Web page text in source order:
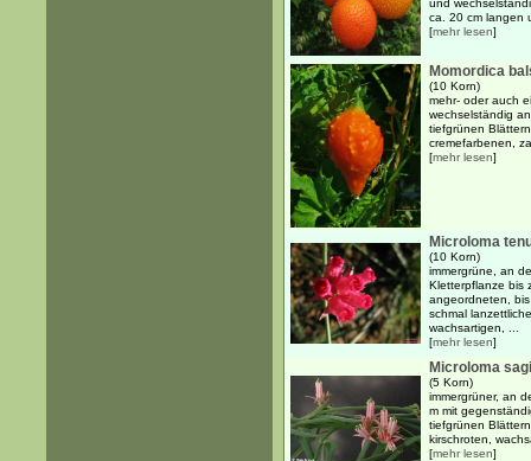
und
ca. 20 cm langen
[mehr lesen]
Momordica
(10 Korn)
mehr- oder auch
wechselständig
tiefgrünen
cremefarbenen,
[mehr lesen]
Microloma
(10 Korn)
immergrüne, an
Kletterpflanze bis
angeordneten,
schmal
wachsartigen, ...
[mehr lesen]
Microloma
(5 Korn)
immergrüner, an
m mit
tiefgrünen
kirschroten,
[mehr lesen]